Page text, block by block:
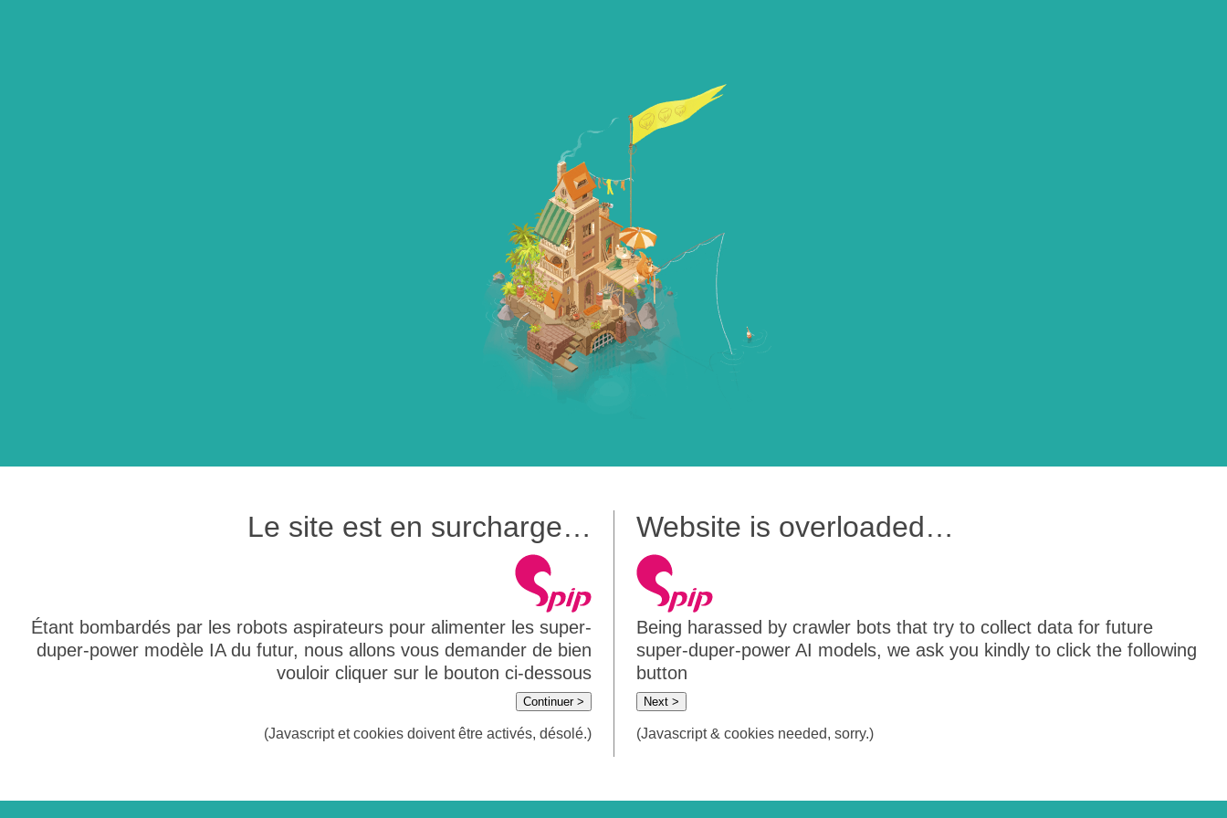
Le site est en surcharge…
Étant bombardés par les robots aspirateurs pour alimenter les super-
duper-power modèle IA du futur, nous allons vous demander de bien
vouloir cliquer sur le bouton ci-dessous
Continuer >
(Javascript et cookies doivent être activés, désolé.)
Website is overloaded…
Being harassed by crawler bots that try to collect data for future
super-duper-power AI models, we ask you kindly to click the following
button
Next >
(Javascript & cookies needed, sorry.)